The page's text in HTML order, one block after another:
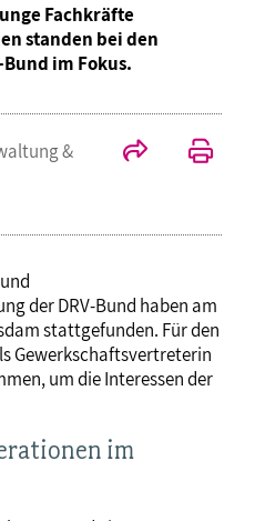
Fachkräfte
standen bei den
im Fokus.
&
der DRV-Bund haben am
stattgefunden. Für den
Gewerkschaftsvertreterin
um die Interessen der
im